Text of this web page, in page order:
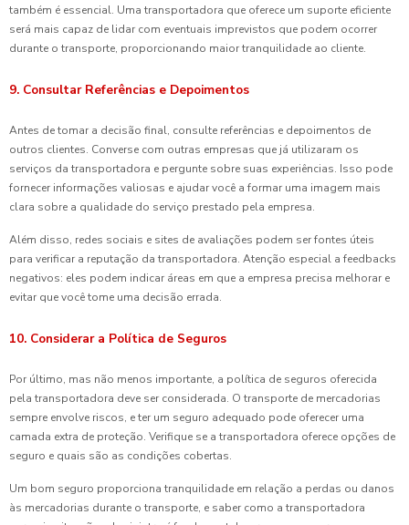
também é essencial. Uma transportadora que oferece um suporte eficiente
será mais capaz de lidar com eventuais imprevistos que podem ocorrer
durante o transporte, proporcionando maior tranquilidade ao cliente.
9. Consultar Referências e Depoimentos
Antes de tomar a decisão final, consulte referências e depoimentos de
outros clientes. Converse com outras empresas que já utilizaram os
serviços da transportadora e pergunte sobre suas experiências. Isso pode
fornecer informações valiosas e ajudar você a formar uma imagem mais
clara sobre a qualidade do serviço prestado pela empresa.
Além disso, redes sociais e sites de avaliações podem ser fontes úteis
para verificar a reputação da transportadora. Atenção especial a feedbacks
negativos: eles podem indicar áreas em que a empresa precisa melhorar e
evitar que você tome uma decisão errada.
10. Considerar a Política de Seguros
Por último, mas não menos importante, a política de seguros oferecida
pela transportadora deve ser considerada. O transporte de mercadorias
sempre envolve riscos, e ter um seguro adequado pode oferecer uma
camada extra de proteção. Verifique se a transportadora oferece opções de
seguro e quais são as condições cobertas.
Um bom seguro proporciona tranquilidade em relação a perdas ou danos
às mercadorias durante o transporte, e saber como a transportadora